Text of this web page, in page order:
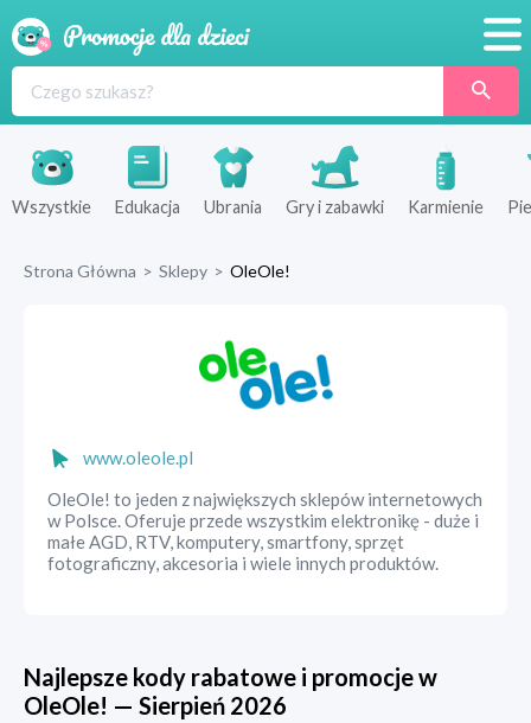
Produkty
Sklepy
Wszystkie Edukacja Ubrania Gry i zabawki Karmienie
Strona Główna > Sklepy > OleOle!
www.oleole.pl
OleOle! to jeden z największych sklepów internetowych
w Polsce. Oferuje przede wszystkim elektronikę - duże i
małe AGD, RTV, komputery, smartfony, sprzęt
fotograficzny, akcesoria i wiele innych produktów.
Najlepsze kody rabatowe i promocje w
OleOle! — Sierpień 2026